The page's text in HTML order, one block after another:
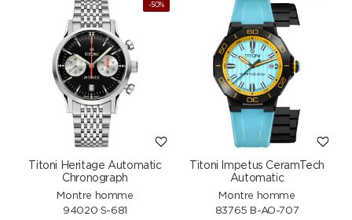
-50%
Titoni Heritage Automatic
Chronograph
Montre homme
94020 S-681
Titoni Impetus CeramTech
Automatic
Montre homme
83765 B-AO-707